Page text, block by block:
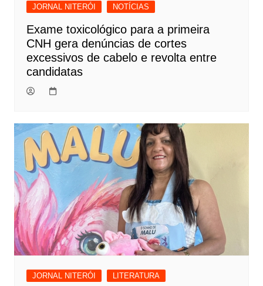
JORNAL NITERÓI NOTÍCIAS
Exame toxicológico para a primeira
CNH gera denúncias de cortes
excessivos de cabelo e revolta entre
candidatas
JORNAL NITERÓI LITERATURA